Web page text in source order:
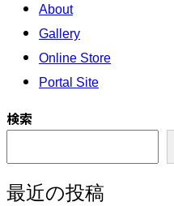
About
Gallery
Online Store
Portal Site
検索
最近の投稿